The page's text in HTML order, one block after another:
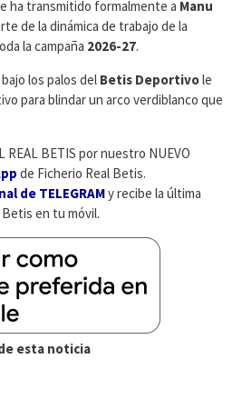
ha transmitido formalmente a Manu
de la dinámica de trabajo de la
la campaña 2026-27.
los palos del Betis Deportivole
para blindar un arco verdiblanco que
REAL BETIS por nuestro NUEVO
de Ficherio Real Betis.
de TELEGRAMy recibe la última
en tu móvil.
esta noticia